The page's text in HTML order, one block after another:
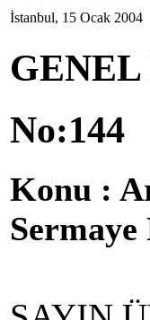
İstanbul, 15 Ocak 2004
No:144
Konu :